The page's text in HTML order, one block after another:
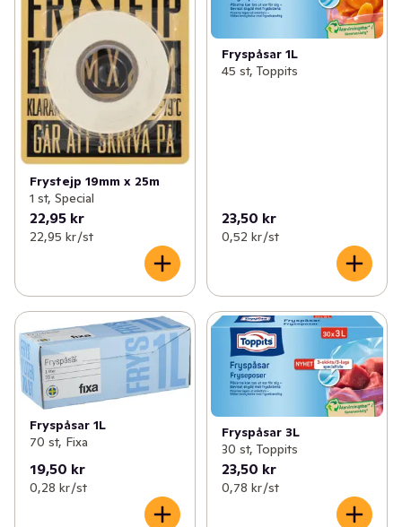
Frystejp 19mm x 25m
1 st, Special
22,95 kr
22,95 kr /st
Fryspåsar 1L
45 st, Toppits
23,50 kr
0,52 kr /st
Fryspåsar 1L
70 st, Fixa
19,50 kr
0,28 kr /st
Fryspåsar 3L
30 st, Toppits
23,50 kr
0,78 kr /st